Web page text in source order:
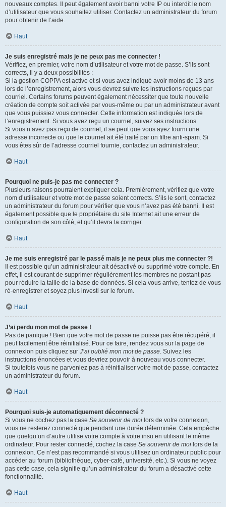
nouveaux comptes. Il peut également avoir banni votre IP ou interdit le nom
d’utilisateur que vous souhaitez utiliser. Contactez un administrateur du forum
pour obtenir de l’aide.
Haut
Je suis enregistré mais je ne peux pas me connecter !
Vérifiez, en premier, votre nom d’utilisateur et votre mot de passe. S’ils sont
corrects, il y a deux possibilités :
Si la gestion COPPA est active et si vous avez indiqué avoir moins de 13 ans
lors de l’enregistrement, alors vous devrez suivre les instructions reçues par
courriel. Certains forums peuvent également nécessiter que toute nouvelle
création de compte soit activée par vous-même ou par un administrateur avant
que vous puissiez vous connecter. Cette information est indiquée lors de
l’enregistrement. Si vous avez reçu un courriel, suivez ses instructions.
Si vous n’avez pas reçu de courriel, il se peut que vous ayez fourni une
adresse incorrecte ou que le courriel ait été traité par un filtre anti-spam. Si
vous êtes sûr de l’adresse courriel fournie, contactez un administrateur.
Haut
Pourquoi ne puis-je pas me connecter ?
Plusieurs raisons pourraient expliquer cela. Premièrement, vérifiez que votre
nom d’utilisateur et votre mot de passe soient corrects. S’ils le sont, contactez
un administrateur du forum pour vérifier que vous n’avez pas été banni. Il est
également possible que le propriétaire du site Internet ait une erreur de
configuration de son côté, et qu’il devra la corriger.
Haut
Je me suis enregistré par le passé mais je ne peux plus me connecter ?!
Il est possible qu’un administrateur ait désactivé ou supprimé votre compte. En
effet, il est courant de supprimer régulièrement les membres ne postant pas
pour réduire la taille de la base de données. Si cela vous arrive, tentez de vous
ré-enregistrer et soyez plus investi sur le forum.
Haut
J’ai perdu mon mot de passe !
Pas de panique ! Bien que votre mot de passe ne puisse pas être récupéré, il
peut facilement être réinitialisé. Pour ce faire, rendez vous sur la page de
connexion puis cliquez sur J’ai oublié mon mot de passe. Suivez les
instructions énoncées et vous devriez pouvoir à nouveau vous connecter.
Si toutefois vous ne parveniez pas à réinitialiser votre mot de passe, contactez
un administrateur du forum.
Haut
Pourquoi suis-je automatiquement déconnecté ?
Si vous ne cochez pas la case Se souvenir de moi lors de votre connexion,
vous ne resterez connecté que pendant une durée déterminée. Cela empêche
que quelqu’un d’autre utilise votre compte à votre insu en utilisant le même
ordinateur. Pour rester connecté, cochez la case Se souvenir de moi lors de la
connexion. Ce n’est pas recommandé si vous utilisez un ordinateur public pour
accéder au forum (bibliothèque, cyber-café, université, etc.). Si vous ne voyez
pas cette case, cela signifie qu’un administrateur du forum a désactivé cette
fonctionnalité.
Haut